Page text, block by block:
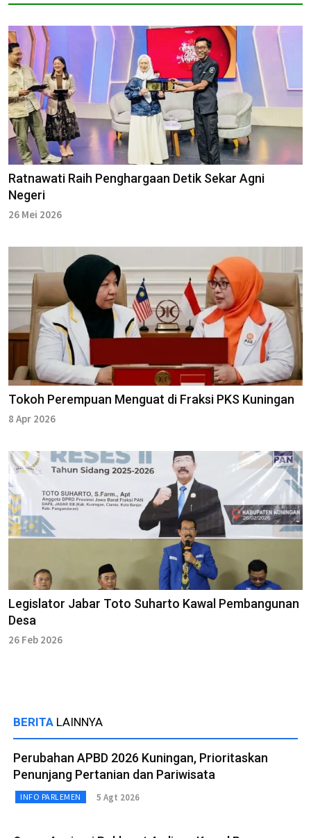
Ratnawati Raih Penghargaan Detik Sekar Agni
Negeri
26 Mei 2026
Tokoh Perempuan Menguat di Fraksi PKS Kuningan
8 Apr 2026
Legislator Jabar Toto Suharto Kawal Pembangunan
Desa
26 Feb 2026
BERITA LAINNYA
Perubahan APBD 2026 Kuningan, Prioritaskan
Penunjang Pertanian dan Pariwisata
INFO PARLEMEN 5 Agt 2026